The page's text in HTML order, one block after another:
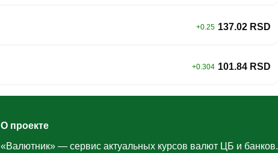
+0.25 137.02 RSD
+0.304 101.84 RSD
О проекте
«Валютник» — сервис актуальных курсов валют ЦБ и банков.